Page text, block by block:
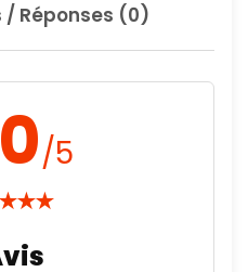
€
/ Réponses (0)
/5
★★